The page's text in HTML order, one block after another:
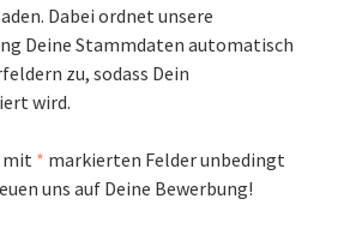
Dabei ordnet unsere
Deine Stammdaten automatisch
zu, sodass Dein
wird.
mit * markierten Felder unbedingt
uns auf Deine Bewerbung!